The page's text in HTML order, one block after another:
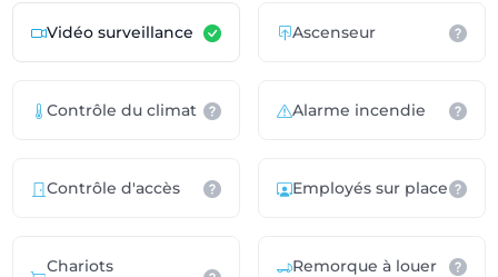
Vidéo surveillance Ascenseur
Contrôle du climat Alarme incendie
Contrôle d'accès Employés sur place
Chariots
Remorque à louer